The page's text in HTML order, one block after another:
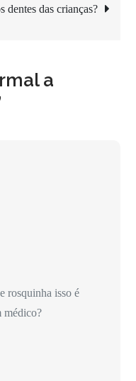
dentes das crianças?
a
rosquinha isso é
médico?